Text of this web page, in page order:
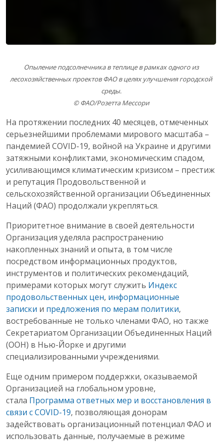
Опыление подсолнечника в теплице в рамках одного из
лесохозяйственных проектов ФАО в целях улучшения городской
среды.
© ФАО/Розетта Мессори
На протяжении последних 40 месяцев, отмеченных
серьезнейшими проблемами мирового масштаба –
пандемией COVID-19, войной на Украине и другими
затяжными конфликтами, экономическим спадом,
усиливающимся климатическим кризисом – престиж
и репутация Продовольственной и
сельскохозяйственной организации Объединенных
Наций (ФАО) продолжали укрепляться.
Приоритетное внимание в своей деятельности
Организация уделяла распространению
накопленных знаний и опыта, в том числе
посредством информационных продуктов,
инструментов и политических рекомендаций,
примерами которых могут служить Индекс
продовольственных цен, информационные
записки и предложения по мерам политики,
востребованные не только членами ФАО, но также
Секретариатом Организации Объединенных Наций
(ООН) в Нью-Йорке и другими
специализированными учреждениями.
Еще одним примером поддержки, оказываемой
Организацией на глобальном уровне,
стала Программа ответных мер и восстановления в
связи с COVID-19, позволяющая донорам
задействовать организационный потенциал ФАО и
использовать данные, получаемые в режиме